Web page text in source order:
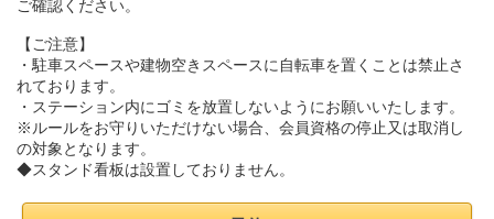
ご確認ください。
【ご注意】
・駐車スペースや建物空きスペースに自転車を置くことは禁止さ
れております。
・ステーション内にゴミを放置しないようにお願いいたします。
※ルールをお守りいただけない場合、会員資格の停止又は取消し
の対象となります。
◆スタンド看板は設置しておりません。